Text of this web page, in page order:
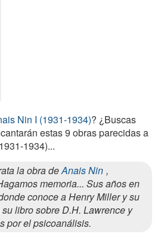
Nin I (1931-1934)? ¿Buscas
estas 9 obras parecidas a
1934)...
la obra deAnais Nin ,
memoria... Sus años en
conoce a Henry Miller y su
libro sobre D.H. Lawrence y
por el psicoanálisis.